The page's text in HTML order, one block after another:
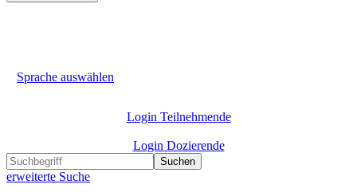
Sprache auswählen
Login Teilnehmende
Login Dozierende
Suchen
erweiterte Suche